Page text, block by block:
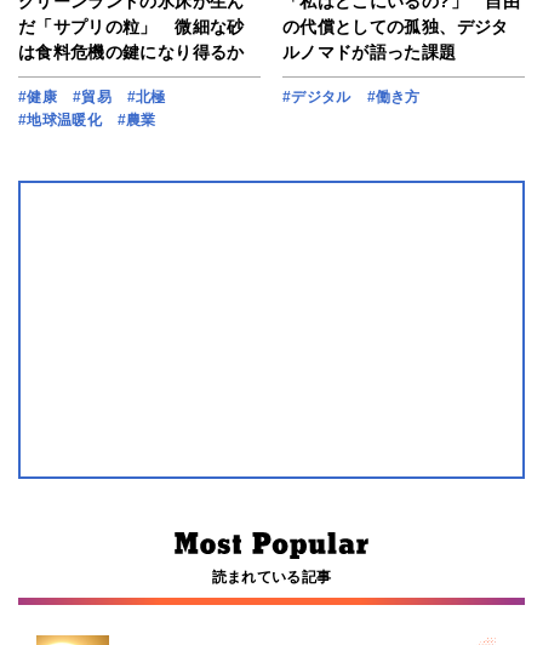
だ「サプリの粒」 微細な砂
は食料危機の鍵になり得るか
#健康 #貿易
#北極
#地球温暖化
#農業
の代償としての孤独、デジタ
ルノマドが語った課題
#デジタル #働き方
読まれている記事